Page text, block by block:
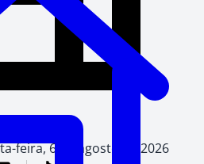
feira, 6 de agosto de 2026